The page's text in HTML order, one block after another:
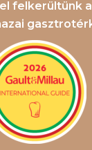
felkerültünk